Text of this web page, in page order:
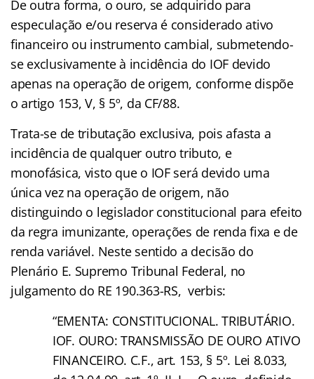
De outra forma, o ouro, se adquirido para
especulação e/ou reserva é considerado ativo
financeiro ou instrumento cambial, submetendo-
se exclusivamente à incidência do IOF devido
apenas na operação de origem, conforme dispõe
o artigo 153, V, § 5º, da CF/88.
Trata-se de tributação exclusiva, pois afasta a
incidência de qualquer outro tributo, e
monofásica, visto que o IOF será devido uma
única vez na operação de origem, não
distinguindo o legislador constitucional para efeito
da regra imunizante, operações de renda fixa e de
renda variável. Neste sentido a decisão do
Plenário E. Supremo Tribunal Federal, no
julgamento do RE 190.363-RS, verbis:
“EMENTA: CONSTITUCIONAL. TRIBUTÁRIO.
IOF. OURO: TRANSMISSÃO DE OURO ATIVO
FINANCEIRO. C.F., art. 153, § 5º. Lei 8.033,